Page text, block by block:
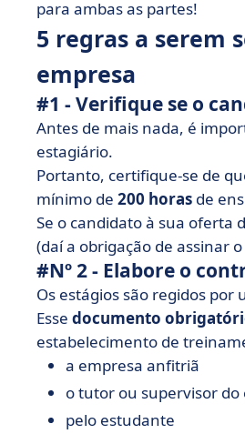
para ambas as partes!
5 regras a serem
empresa
#1 - Verifique se o
Antes de mais nada, é
estagiário.
Portanto, certifique-se de
mínimo de 200 horas de
Se o candidato à sua oferta
(daí a obrigação de assinar
#Nº 2 - Elabore o
Os estágios são regidos
Esse documento
estabelecimento de
a empresa anfitriã
o tutor ou supervisor do
pelo estudante